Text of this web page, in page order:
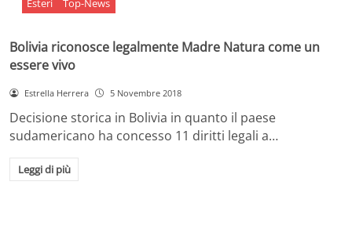
Esteri Top-News
Bolivia riconosce legalmente Madre Natura come un
essere vivo
Estrella Herrera 5 Novembre 2018
Decisione storica in Bolivia in quanto il paese
sudamericano ha concesso 11 diritti legali a…
Leggi di più